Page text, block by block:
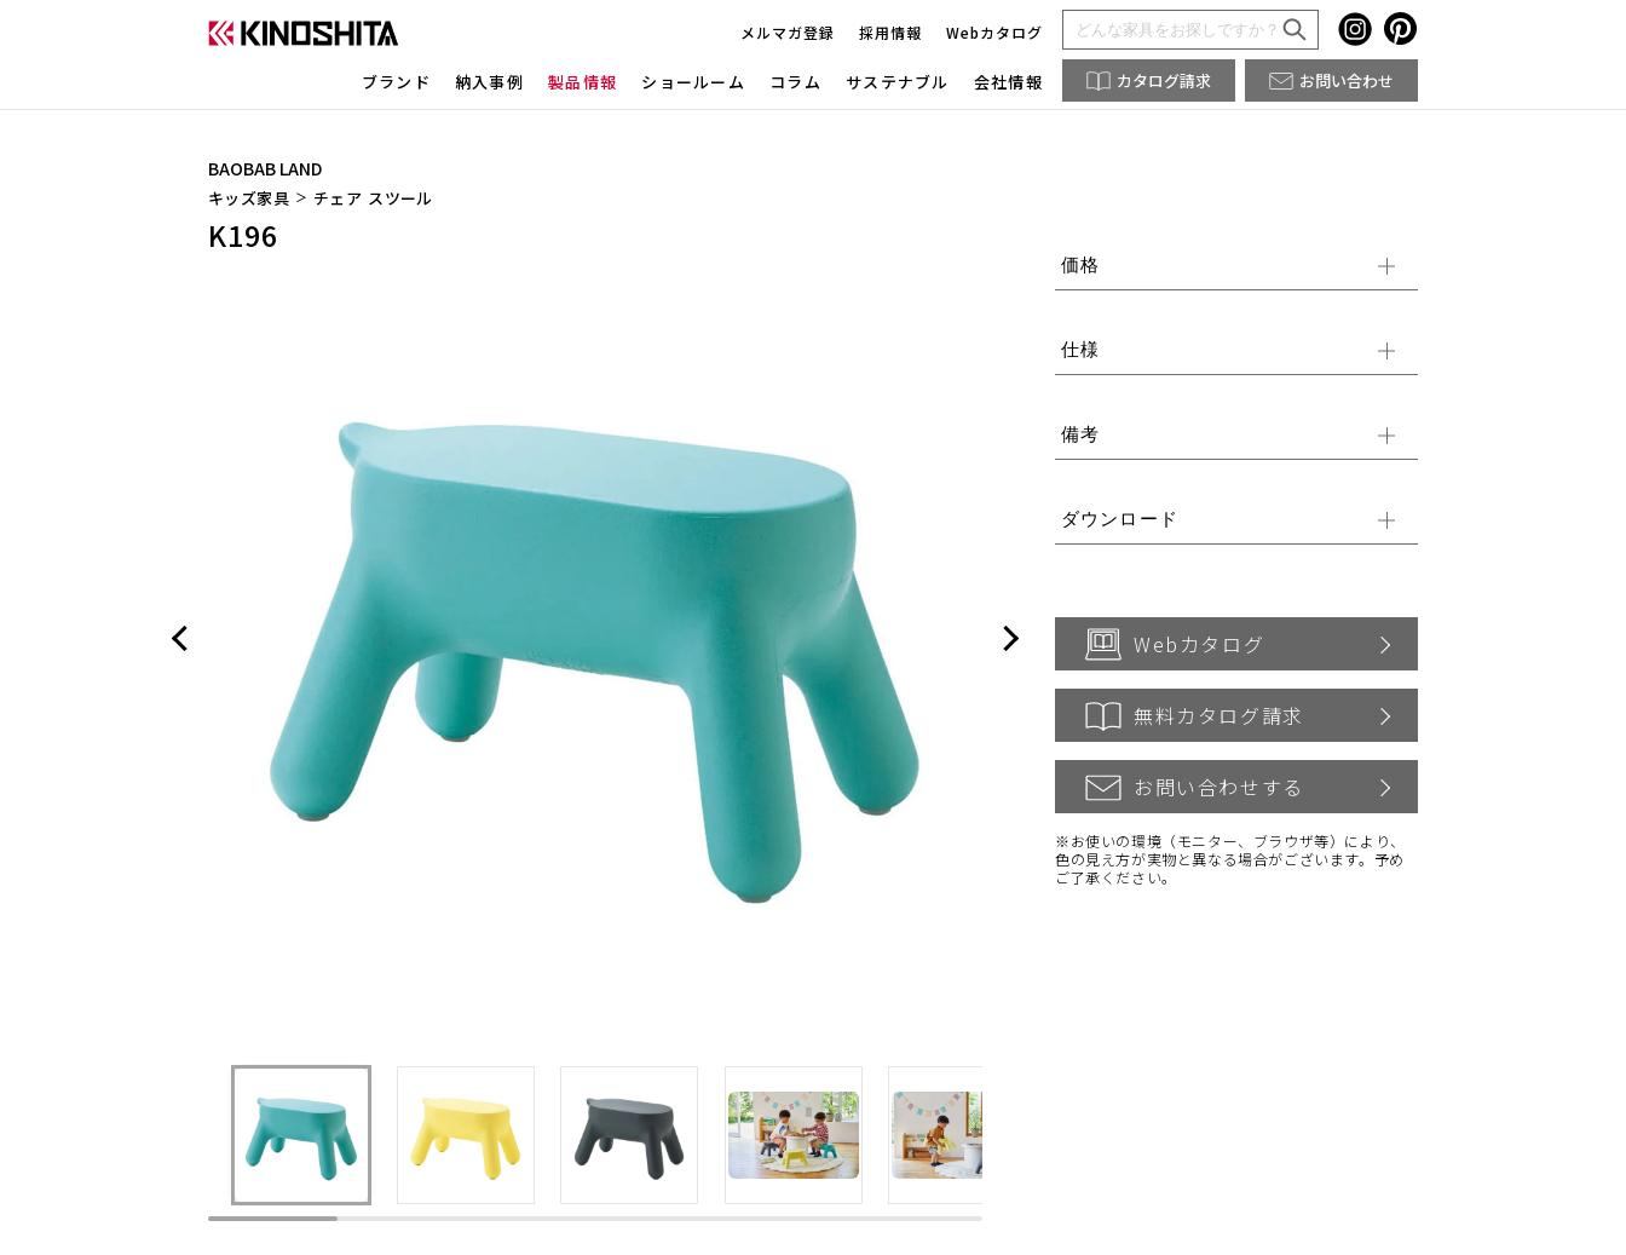
メルマガ登録 採用情報 Webカタログ
ブランド 納入事例 製品情報 ショールーム コラム サステナブル 会社情報 カタログ請求 お問い合わせ
BAOBAB LAND
キッズ家具 チェア スツール
K196
価格
仕様
備考
ダウンロード
Webカタログ
無料カタログ請求
お問い合わせする
※お使いの環境（モニター、ブラウザ等）により、
色の見え方が実物と異なる場合がございます。予め
ご了承ください。